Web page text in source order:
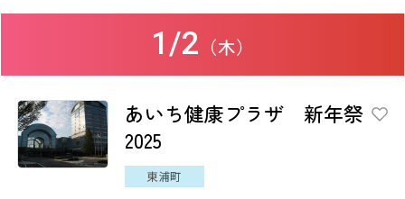
1/2 （木）
あいち健康プラザ 新年祭
2025
東浦町